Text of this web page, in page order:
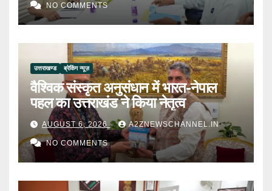
NO COMMENTS
उत्तराखण्ड ब्रेकिंग न्यूज़
वैश्विक संस्कृत अनुसंधान में भारत-नेपाल
पहल का उत्तराखंड ने किया नेतृत्व
AUGUST 6, 2026 A2ZNEWSCHANNEL.IN
NO COMMENTS